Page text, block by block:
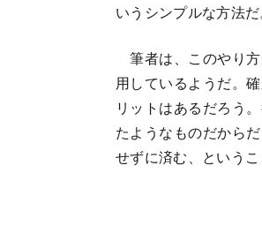
いうシンプルな方法だ
筆者は、このやり
用しているようだ。
リットはあるだろう
たようなものだから
せずに済む、というこ